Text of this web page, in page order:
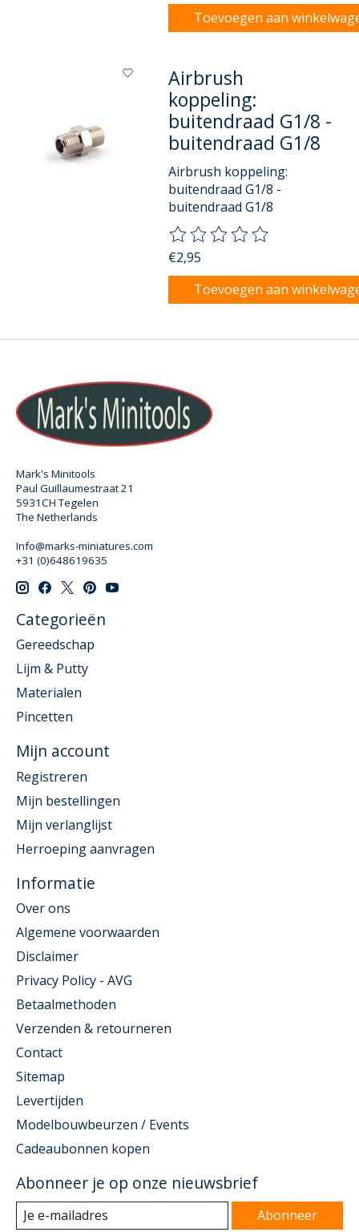
Toevoegen aan
Airbrush
koppeling:
buitendraad G1/8 -
buitendraad G1/8
Airbrush koppeling:
buitendraad G1/8 -
buitendraad G1/8
De beoordeling van dit
€2,95
Toevoegen aan
Mark's Minitools
Paul Guillaumestraat 21
5931CH Tegelen
The Netherlands
Info@marks-miniatures.com
+31 (0)648619635
Categorieën
Gereedschap
Lijm & Putty
Materialen
Pincetten
Mijn account
Registreren
Mijn bestellingen
Mijn verlanglijst
Herroeping aanvragen
Informatie
Over ons
Algemene voorwaarden
Disclaimer
Privacy Policy - AVG
Betaalmethoden
Verzenden & retourneren
Contact
Sitemap
Levertijden
Modelbouwbeurzen / Events
Cadeaubonnen kopen
Abonneer je op onze nieuwsbrief
Abonneer